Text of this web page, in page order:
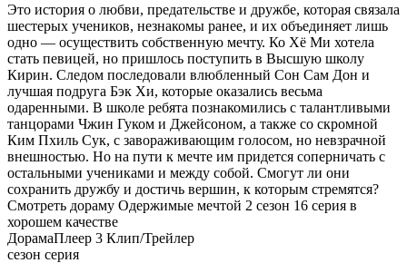
Это история о любви, предательстве и дружбе, которая связала
шестерых учеников, незнакомы ранее, и их объединяет лишь
одно — осуществить собственную мечту. Ко Хё Ми хотела
стать певицей, но пришлось поступить в Высшую школу
Кирин. Следом последовали влюбленный Сон Сам Дон и
лучшая подруга Бэк Хи, которые оказались весьма
одаренными. В школе ребята познакомились с талантливыми
танцорами Чжин Гуком и Джейсоном, а также со скромной
Ким Пхиль Сук, с завораживающим голосом, но невзрачной
внешностью. Но на пути к мечте им придется соперничать с
остальными учениками и между собой. Смогут ли они
сохранить дружбу и достичь вершин, к которым стремятся?
Смотреть дораму Одержимые мечтой 2 сезон 16 серия в
хорошем качестве
ДорамаПлеер 3 Клип/Трейлер
сезон серия